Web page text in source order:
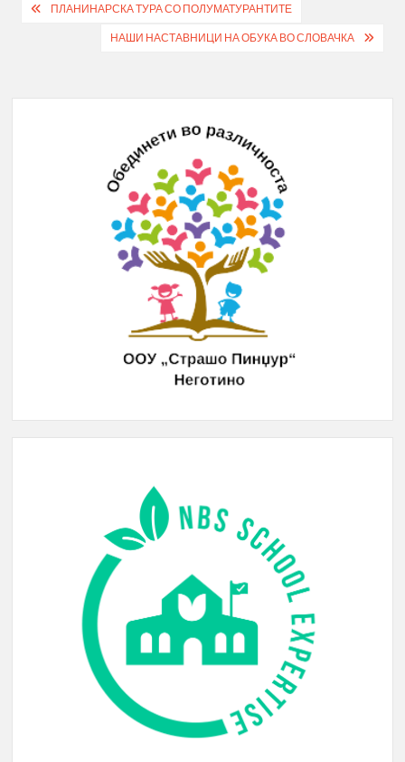
Post
navigation
ПЛАНИНАРСКА ТУРА СО ПОЛУМАТУРАНТИТЕ
НАШИ НАСТАВНИЦИ НА ОБУКА ВО СЛОВАЧКА